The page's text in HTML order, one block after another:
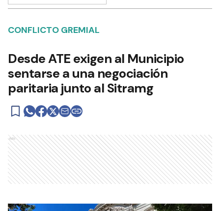
CONFLICTO GREMIAL
Desde ATE exigen al Municipio
sentarse a una negociación
paritaria junto al Sitramg
Ads